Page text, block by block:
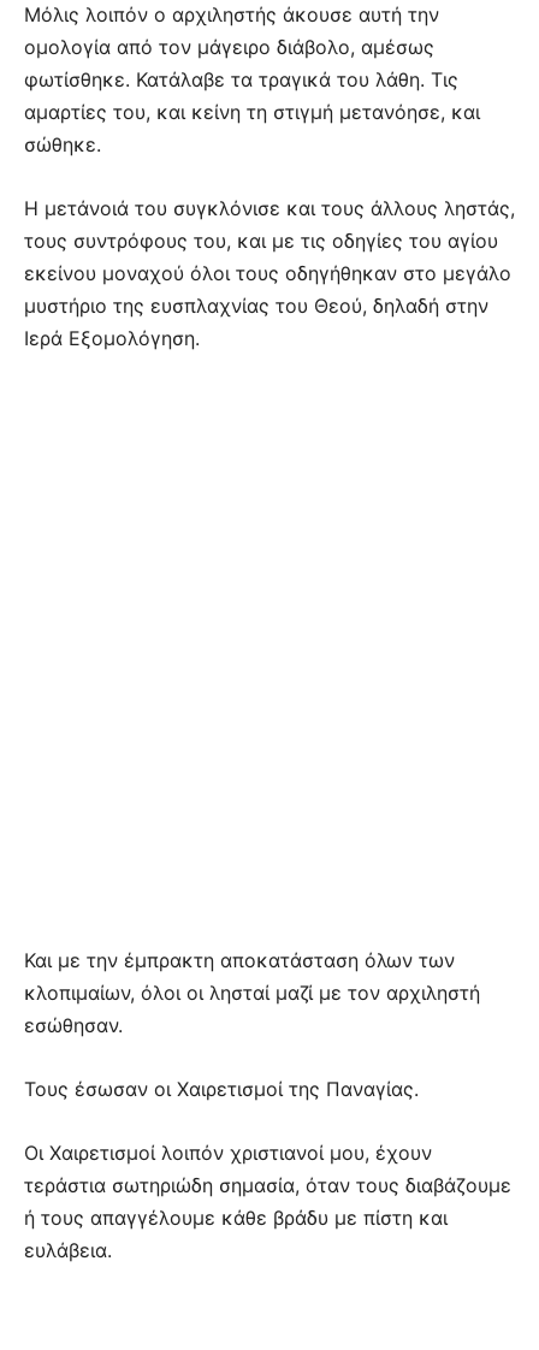
Μόλις λοιπόν ο αρχιληστής άκουσε αυτή την
ομολογία από τον μάγειρο διάβολο, αμέσως
φωτίσθηκε. Κατάλαβε τα τραγικά του λάθη. Τις
αμαρτίες του, και κείνη τη στιγμή μετανόησε, και
σώθηκε.
Η μετάνοιά του συγκλόνισε και τους άλλους ληστάς,
τους συντρόφους του, και με τις οδηγίες του αγίου
εκείνου μοναχού όλοι τους οδηγήθηκαν στο μεγάλο
μυστήριο της ευσπλαχνίας του Θεού, δηλαδή στην
Ιερά Εξομολόγηση.
Και με την έμπρακτη αποκατάσταση όλων των
κλοπιμαίων, όλοι οι λησταί μαζί με τον αρχιληστή
εσώθησαν.
Τους έσωσαν οι Χαιρετισμοί της Παναγίας.
Οι Χαιρετισμοί λοιπόν χριστιανοί μου, έχουν
τεράστια σωτηριώδη σημασία, όταν τους διαβάζουμε
ή τους απαγγέλουμε κάθε βράδυ με πίστη και
ευλάβεια.